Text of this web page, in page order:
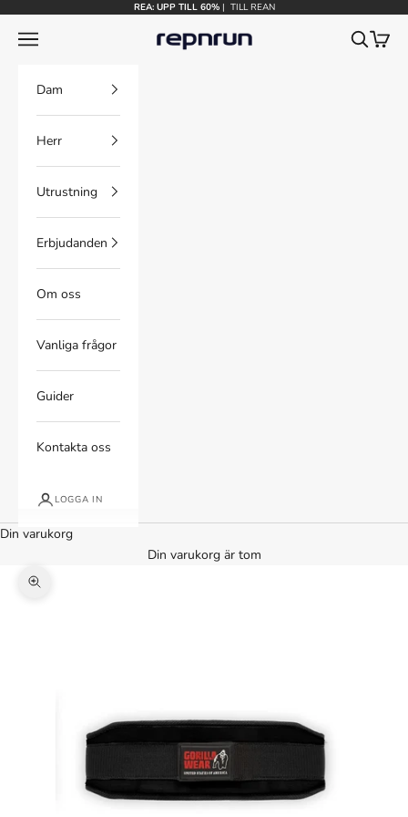
REA: UPP TILL 60% | TILL REAN
Repnrun
Meny Sök
Dam
Herr
Utrustning
Erbjudanden
Om oss
Vanliga frågor
Guider
Kontakta oss
LOGGA IN
Din varukorg
Din varukorg är tom
Zooma